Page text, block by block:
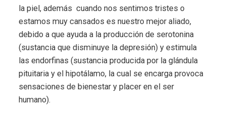
la piel, además cuando nos sentimos tristes o
estamos muy cansados es nuestro mejor aliado,
debido a que ayuda a la producción de serotonina
(sustancia que disminuye la depresión) y estimula
las endorfinas (sustancia producida por la glándula
pituitaria y el hipotálamo, la cual se encarga provoca
sensaciones de bienestar y placer en el ser
humano).